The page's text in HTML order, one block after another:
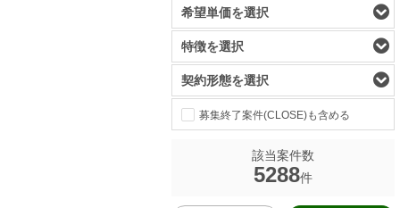
希望単価を選択
特徴を選択
契約形態を選択
募集終了案件(CLOSE)も含める
該当案件数
5288件